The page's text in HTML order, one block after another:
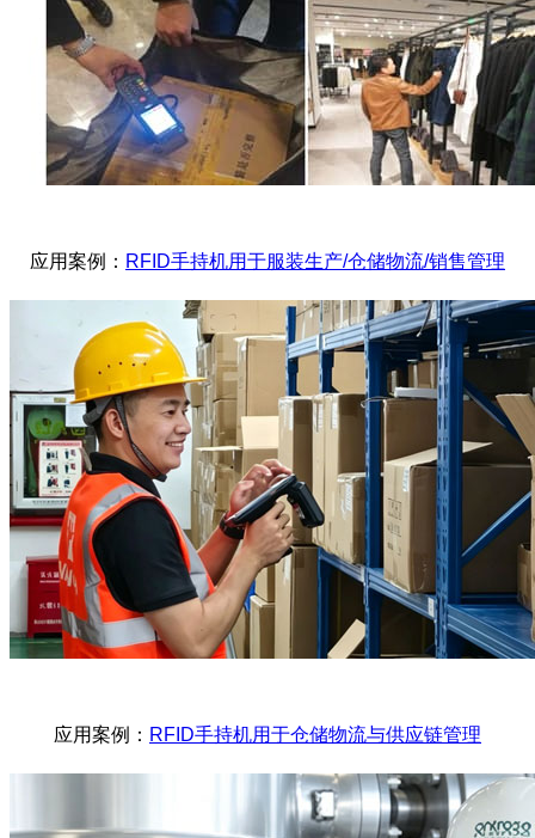
应用案例： RFID手持机用于服装生产/仓储物流/销售管理
应用案例： RFID手持机用于仓储物流与供应链管理